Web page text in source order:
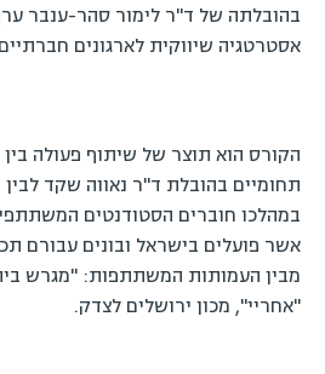
בהובלתה של ד"ר לימור סהר-ענבר
אסטרטגיה שיווקית לארגונים
הקורס הוא תוצר של שיתוף פעולה
תחומיים בהובלת ד"ר נאווה שקד
במהלכו חוברים הסטודנטים
אשר פועלים בישראל ובונים עבורם
מבין העמותות המשתתפות: "מגרש
"אחריי", מכון ירושלים לצדק.